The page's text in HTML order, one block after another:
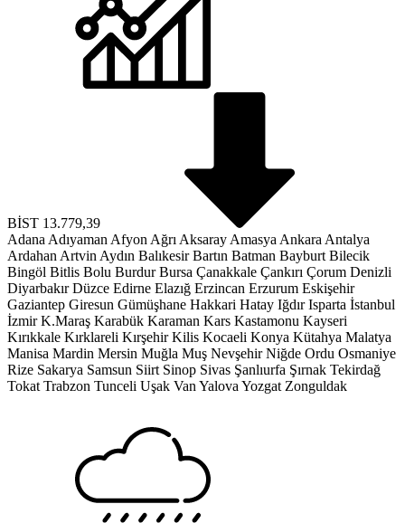
BİST 13.779,39
Adana Adıyaman Afyon Ağrı Aksaray Amasya Ankara Antalya
Ardahan Artvin Aydın Balıkesir Bartın Batman Bayburt Bilecik
Bingöl Bitlis Bolu Burdur Bursa Çanakkale Çankırı Çorum Denizli
Diyarbakır Düzce Edirne Elazığ Erzincan Erzurum Eskişehir
Gaziantep Giresun Gümüşhane Hakkari Hatay Iğdır Isparta İstanbul
İzmir K.Maraş Karabük Karaman Kars Kastamonu Kayseri
Kırıkkale Kırklareli Kırşehir Kilis Kocaeli Konya Kütahya Malatya
Manisa Mardin Mersin Muğla Muş Nevşehir Niğde Ordu Osmaniye
Rize Sakarya Samsun Siirt Sinop Sivas Şanlıurfa Şırnak Tekirdağ
Tokat Trabzon Tunceli Uşak Van Yalova Yozgat Zonguldak